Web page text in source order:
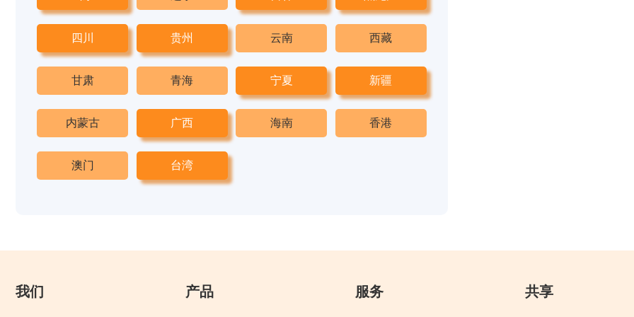
四川 贵州 云南 西藏
甘肃 青海 宁夏 新疆
内蒙古 广西 海南 香港
澳门 台湾
我们 产品 服务 共享